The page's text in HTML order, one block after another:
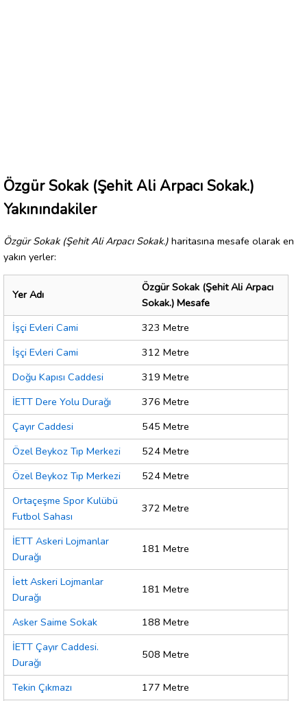
Özgür Sokak (Şehit Ali Arpacı Sokak.)
Yakınındakiler
Özgür Sokak (Şehit Ali Arpacı Sokak.) haritasına mesafe olarak en
yakın yerler:
Yer Adı
Özgür Sokak (Şehit Ali Arpacı
Sokak.) Mesafe
İşçi Evleri Cami
323 Metre
İşçi Evleri Cami
312 Metre
Doğu Kapısı Caddesi
319 Metre
İETT Dere Yolu Durağı
376 Metre
Çayır Caddesi
545 Metre
Özel Beykoz Tıp Merkezi
524 Metre
Özel Beykoz Tıp Merkezi
524 Metre
Ortaçeşme Spor Kulübü
Futbol Sahası
372 Metre
İETT Askeri Lojmanlar
Durağı
181 Metre
İett Askeri Lojmanlar
Durağı
181 Metre
Asker Saime Sokak
188 Metre
İETT Çayır Caddesi.
Durağı
508 Metre
Tekin Çıkmazı
177 Metre